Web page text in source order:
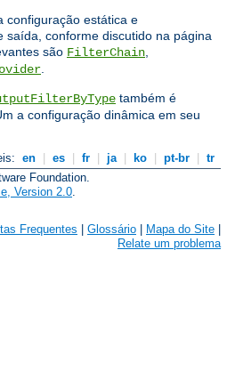
configuração estática e
saída, conforme discutido na página
são FilterChain
também é
a configuração dinâmica em seu
en | es | fr | ja | ko | pt-br | tr
Foundation.
Version 2.0.
Frequentes Glossário Mapa do Site
Relate um problema